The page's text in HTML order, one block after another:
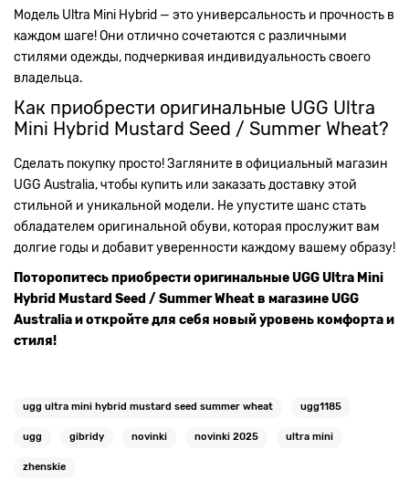
Модель Ultra Mini Hybrid — это универсальность и прочность в
каждом шаге! Они отлично сочетаются с различными
стилями одежды, подчеркивая индивидуальность своего
владельца.
Как приобрести оригинальные UGG Ultra
Mini Hybrid Mustard Seed / Summer Wheat?
Сделать покупку просто! Загляните в официальный магазин
UGG Australia, чтобы купить или заказать доставку этой
стильной и уникальной модели. Не упустите шанс стать
обладателем оригинальной обуви, которая прослужит вам
долгие годы и добавит уверенности каждому вашему образу!
Поторопитесь приобрести оригинальные UGG Ultra Mini
Hybrid Mustard Seed / Summer Wheat в магазине UGG
Australia и откройте для себя новый уровень комфорта и
стиля!
ugg ultra mini hybrid mustard seed summer wheat ugg1185
ugg gibridy novinki novinki 2025 ultra mini
zhenskie